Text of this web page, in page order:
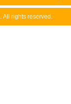
All rights reserved.